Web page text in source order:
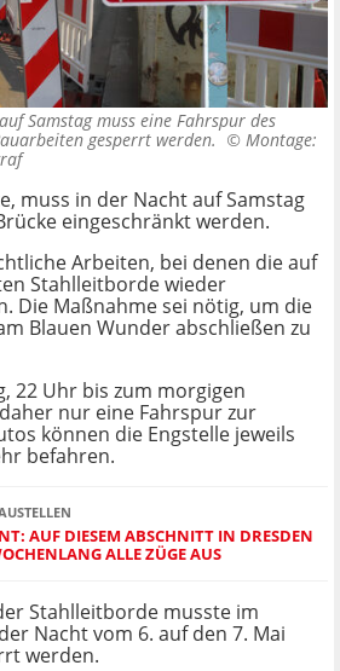
Samstag muss eine Fahrspur des
gesperrt werden. © Montage:
muss in der Nacht auf Samstag
eingeschränkt werden.
Arbeiten, bei denen die auf
Stahlleitborde wieder
Die Maßnahme sei nötig, um die
Blauen Wunder abschließen zu
22 Uhr bis zum morgigen
nur eine Fahrspur zur
können die Engstelle jeweils
befahren.
AUF DIESEM ABSCHNITT IN DRESDEN
ALLE ZÜGE AUS
Stahlleitborde musste im
Nacht vom 6. auf den 7. Mai
werden.